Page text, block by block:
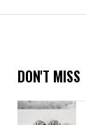
DON'T MISS